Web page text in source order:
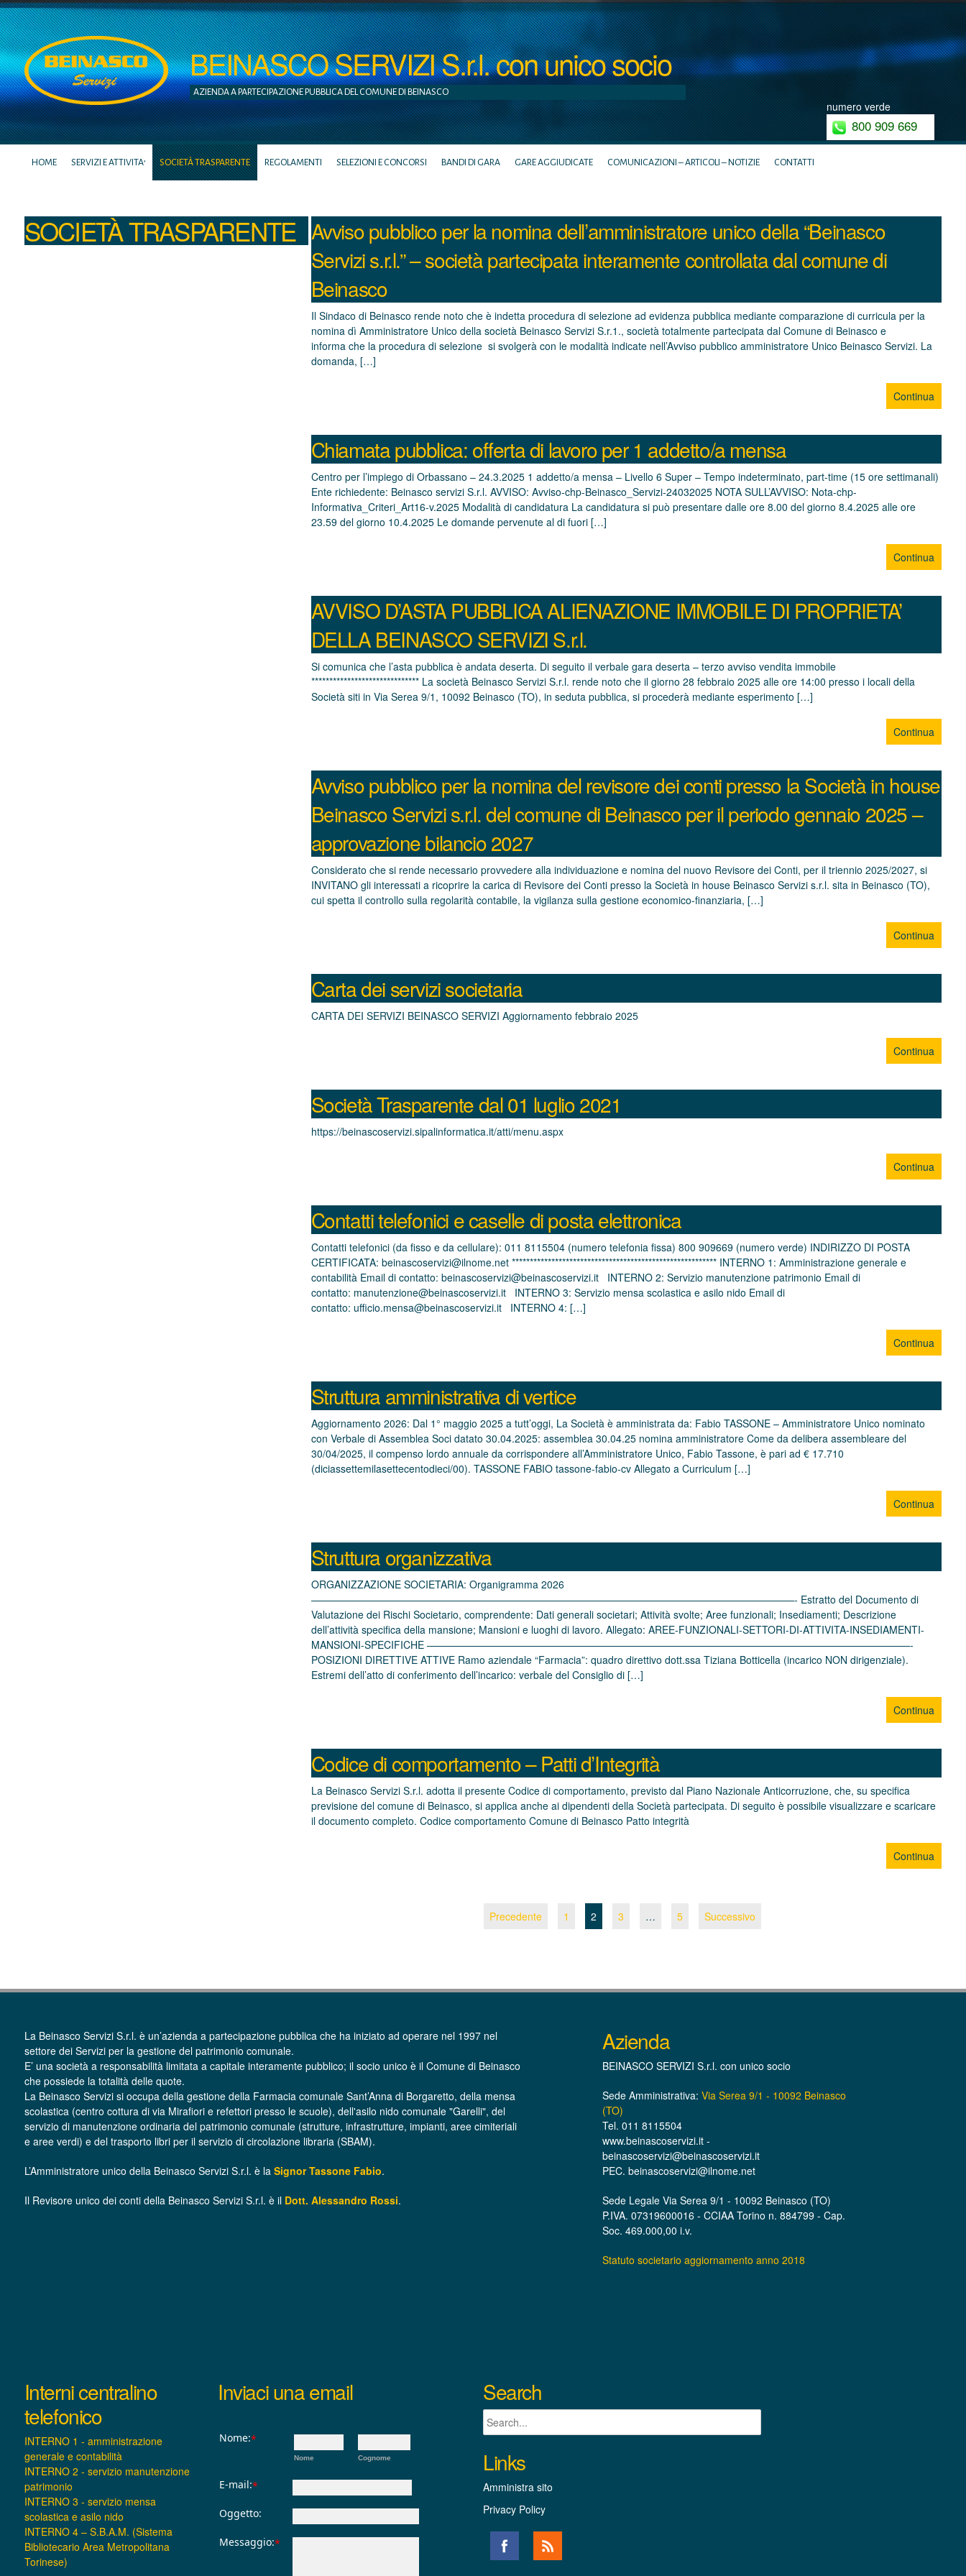
BEINASCO SERVIZI S.r.l. con unico socio
AZIENDA A PARTECIPAZIONE PUBBLICA DEL COMUNE DI BEINASCO
numero verde
800 909 669
HOME SERVIZI E ATTIVITA’ SOCIETÀ TRASPARENTE REGOLAMENTI SELEZIONI E CONCORSI BANDI DI GARA GARE AGGIUDICATE COMUNICAZIONI – ARTICOLI – NOTIZIE CONTATTI
SOCIETÀ TRASPARENTE Avviso pubblico per la nomina dell’amministratore unico della “Beinasco
Servizi s.r.l.” – società partecipata interamente controllata dal comune di
Beinasco
Il Sindaco di Beinasco rende noto che è indetta procedura di selezione ad evidenza pubblica mediante comparazione di curricula per la
nomina dì Amministratore Unico della società Beinasco Servizi S.r.1., società totalmente partecipata dal Comune di Beinasco e
informa che la procedura di selezione si svolgerà con le modalità indicate nell’Avviso pubblico amministratore Unico Beinasco Servizi. La
domanda, […]
Continua
Chiamata pubblica: offerta di lavoro per 1 addetto/a mensa
Centro per l’impiego di Orbassano – 24.3.2025 1 addetto/a mensa – Livello 6 Super – Tempo indeterminato, part-time (15 ore settimanali)
Ente richiedente: Beinasco servizi S.r.l. AVVISO: Avviso-chp-Beinasco_Servizi-24032025 NOTA SULL’AVVISO: Nota-chp-
Informativa_Criteri_Art16-v.2025 Modalità di candidatura La candidatura si può presentare dalle ore 8.00 del giorno 8.4.2025 alle ore
23.59 del giorno 10.4.2025 Le domande pervenute al di fuori […]
Continua
AVVISO D’ASTA PUBBLICA ALIENAZIONE IMMOBILE DI PROPRIETA’
DELLA BEINASCO SERVIZI S.r.l.
Si comunica che l’asta pubblica è andata deserta. Di seguito il verbale gara deserta – terzo avviso vendita immobile
****************************** La società Beinasco Servizi S.r.l. rende noto che il giorno 28 febbraio 2025 alle ore 14:00 presso i locali della
Società siti in Via Serea 9/1, 10092 Beinasco (TO), in seduta pubblica, si procederà mediante esperimento […]
Continua
Avviso pubblico per la nomina del revisore dei conti presso la Società in house
Beinasco Servizi s.r.l. del comune di Beinasco per il periodo gennaio 2025 –
approvazione bilancio 2027
Considerato che si rende necessario provvedere alla individuazione e nomina del nuovo Revisore dei Conti, per il triennio 2025/2027, si
INVITANO gli interessati a ricoprire la carica di Revisore dei Conti presso la Società in house Beinasco Servizi s.r.l. sita in Beinasco (TO),
cui spetta il controllo sulla regolarità contabile, la vigilanza sulla gestione economico-finanziaria, […]
Continua
Carta dei servizi societaria
CARTA DEI SERVIZI BEINASCO SERVIZI Aggiornamento febbraio 2025
Continua
Società Trasparente dal 01 luglio 2021
https://beinascoservizi.sipalinformatica.it/atti/menu.aspx
Continua
Contatti telefonici e caselle di posta elettronica
Contatti telefonici (da fisso e da cellulare): 011 8115504 (numero telefonia fissa) 800 909669 (numero verde) INDIRIZZO DI POSTA
CERTIFICATA: beinascoservizi@ilnome.net ********************************************************* INTERNO 1: Amministrazione generale e
contabilità Email di contatto: beinascoservizi@beinascoservizi.it INTERNO 2: Servizio manutenzione patrimonio Email di
contatto: manutenzione@beinascoservizi.it INTERNO 3: Servizio mensa scolastica e asilo nido Email di
contatto: ufficio.mensa@beinascoservizi.it INTERNO 4: […]
Continua
Struttura amministrativa di vertice
Aggiornamento 2026: Dal 1° maggio 2025 a tutt’oggi, La Società è amministrata da: Fabio TASSONE – Amministratore Unico nominato
con Verbale di Assemblea Soci datato 30.04.2025: assemblea 30.04.25 nomina amministratore Come da delibera assembleare del
30/04/2025, il compenso lordo annuale da corrispondere all’Amministratore Unico, Fabio Tassone, è pari ad € 17.710
(diciassettemilasettecentodieci/00). TASSONE FABIO tassone-fabio-cv Allegato a Curriculum […]
Continua
Struttura organizzativa
ORGANIZZAZIONE SOCIETARIA: Organigramma 2026
————————————————————————————————————————————————- Estratto del Documento di
Valutazione dei Rischi Societario, comprendente: Dati generali societari; Attività svolte; Aree funzionali; Insediamenti; Descrizione
dell’attività specifica della mansione; Mansioni e luoghi di lavoro. Allegato: AREE-FUNZIONALI-SETTORI-DI-ATTIVITA-INSEDIAMENTI-
MANSIONI-SPECIFICHE ————————————————————————————————————————————————-
POSIZIONI DIRETTIVE ATTIVE Ramo aziendale “Farmacia”: quadro direttivo dott.ssa Tiziana Botticella (incarico NON dirigenziale).
Estremi dell’atto di conferimento dell’incarico: verbale del Consiglio di […]
Continua
Codice di comportamento – Patti d’Integrità
La Beinasco Servizi S.r.l. adotta il presente Codice di comportamento, previsto dal Piano Nazionale Anticorruzione, che, su specifica
previsione del comune di Beinasco, si applica anche ai dipendenti della Società partecipata. Di seguito è possibile visualizzare e scaricare
il documento completo. Codice comportamento Comune di Beinasco Patto integrità
Continua
Precedente 1 2 3 … 5 Successivo
La Beinasco Servizi S.r.l. è un’azienda a partecipazione pubblica che ha iniziato ad operare nel 1997 nel
settore dei Servizi per la gestione del patrimonio comunale.
E’ una società a responsabilità limitata a capitale interamente pubblico; il socio unico è il Comune di Beinasco
che possiede la totalità delle quote.
La Beinasco Servizi si occupa della gestione della Farmacia comunale Sant’Anna di Borgaretto, della mensa
scolastica (centro cottura di via Mirafiori e refettori presso le scuole), dell'asilo nido comunale "Garelli", del
servizio di manutenzione ordinaria del patrimonio comunale (strutture, infrastrutture, impianti, aree cimiteriali
e aree verdi) e del trasporto libri per il servizio di circolazione libraria (SBAM).
L’Amministratore unico della Beinasco Servizi S.r.l. è la Signor Tassone Fabio.
Il Revisore unico dei conti della Beinasco Servizi S.r.l. è il Dott. Alessandro Rossi.
Azienda
BEINASCO SERVIZI S.r.l. con unico socio
Sede Amministrativa:Via Serea 9/1 - 10092 Beinasco
(TO)
Tel. 011 8115504
www.beinascoservizi.it -
beinascoservizi@beinascoservizi.it
PEC. beinascoservizi@ilnome.net
Sede Legale Via Serea 9/1 - 10092 Beinasco (TO)
P.IVA. 07319600016 - CCIAA Torino n. 884799 - Cap.
Soc. 469.000,00 i.v.
Statuto societario aggiornamento anno 2018
Interni centralino
telefonico
INTERNO 1 - amministrazione
generale e contabilità
INTERNO 2 - servizio manutenzione
patrimonio
INTERNO 3 - servizio mensa
scolastica e asilo nido
INTERNO 4 – S.B.A.M. (Sistema
Bibliotecario Area Metropolitana
Torinese)
Inviaci una email
Nome:*
Nome Cognome
E-mail:*
Oggetto:
Messaggio:*
Search
Links
Amministra sito
Privacy Policy